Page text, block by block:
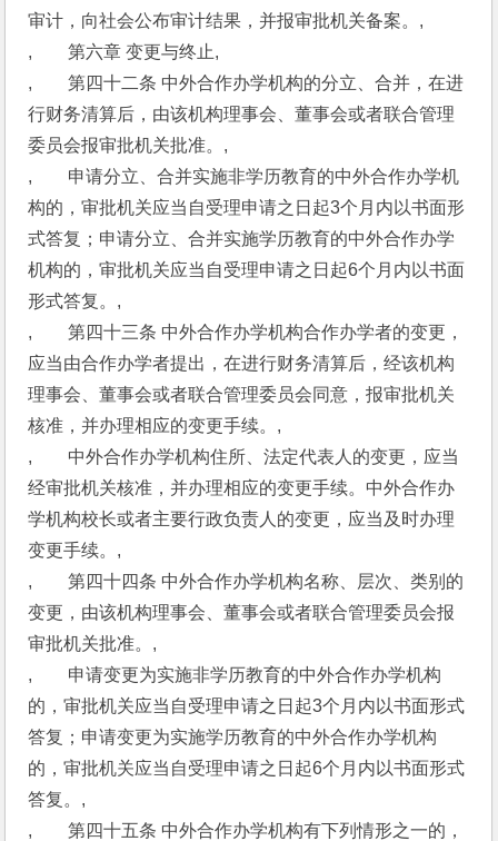
审计，向社会公布审计结果，并报审批机关备案。,
,　　第六章 变更与终止,
,　　第四十二条 中外合作办学机构的分立、合并，在进
行财务清算后，由该机构理事会、董事会或者联合管理
委员会报审批机关批准。,
,　　申请分立、合并实施非学历教育的中外合作办学机
构的，审批机关应当自受理申请之日起3个月内以书面形
式答复；申请分立、合并实施学历教育的中外合作办学
机构的，审批机关应当自受理申请之日起6个月内以书面
形式答复。,
,　　第四十三条 中外合作办学机构合作办学者的变更，
应当由合作办学者提出，在进行财务清算后，经该机构
理事会、董事会或者联合管理委员会同意，报审批机关
核准，并办理相应的变更手续。,
,　　中外合作办学机构住所、法定代表人的变更，应当
经审批机关核准，并办理相应的变更手续。中外合作办
学机构校长或者主要行政负责人的变更，应当及时办理
变更手续。,
,　　第四十四条 中外合作办学机构名称、层次、类别的
变更，由该机构理事会、董事会或者联合管理委员会报
审批机关批准。,
,　　申请变更为实施非学历教育的中外合作办学机构
的，审批机关应当自受理申请之日起3个月内以书面形式
答复；申请变更为实施学历教育的中外合作办学机构
的，审批机关应当自受理申请之日起6个月内以书面形式
答复。,
,　　第四十五条 中外合作办学机构有下列情形之一的，